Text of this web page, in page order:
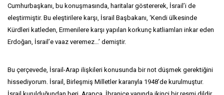
Cumhurbaşkanı, bu konuşmasında, haritalar göstererek, İsrail’i de
eleştirmiştir. Bu eleştirilere karşı, İsrail Başbakanı, ‘Kendi ülkesinde
Kürdleri katleden, Ermenilere karşı yapılan korkunç katliamları inkar eden
Erdoğan, İsrail’e vaaz veremez…’ demiştir.
Bu çerçevede, İsrail-Arap ilişkileri konusunda bir not düşmek gerektiğini
hissediyorum. İsrail, Birleşmiş Milletler kararıyla 1948’de kurulmuştur.